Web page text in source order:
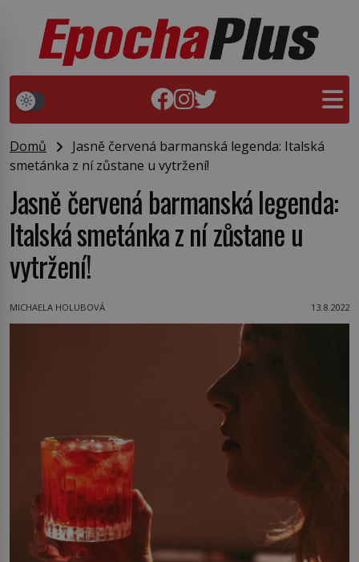
Domů
Jasně červená barmanská legenda: Italská
smetánka z ní zůstane u vytržení!
Jasně červená barmanská legenda:
Italská smetánka z ní zůstane u
vytržení!
MICHAELA HOLUBOVÁ 13.8.2022